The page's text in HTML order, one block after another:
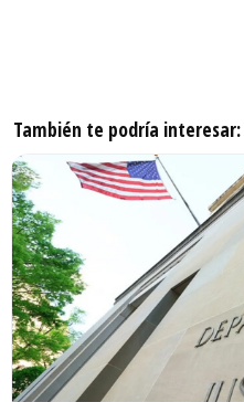
También te podría interesar: